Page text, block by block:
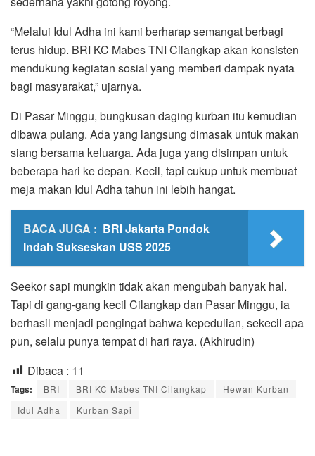
“Melalui Idul Adha ini kami berharap semangat berbagi
terus hidup. BRI KC Mabes TNI Cilangkap akan konsisten
mendukung kegiatan sosial yang memberi dampak nyata
bagi masyarakat,” ujarnya.
Di Pasar Minggu, bungkusan daging kurban itu kemudian
dibawa pulang. Ada yang langsung dimasak untuk makan
siang bersama keluarga. Ada juga yang disimpan untuk
beberapa hari ke depan. Kecil, tapi cukup untuk membuat
meja makan Idul Adha tahun ini lebih hangat.
BACA JUGA : BRI Jakarta Pondok
Indah Sukseskan USS 2025
Seekor sapi mungkin tidak akan mengubah banyak hal.
Tapi di gang-gang kecil Cilangkap dan Pasar Minggu, ia
berhasil menjadi pengingat bahwa kepedulian, sekecil apa
pun, selalu punya tempat di hari raya. (Akhirudin)
Dibaca : 11
Tags: BRI BRI KC Mabes TNI Cilangkap
Hewan Kurban
Idul Adha
Kurban Sapi